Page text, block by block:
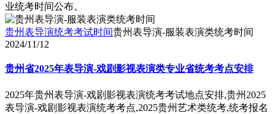
业统考时间公布。
贵州表导演统考考试时间贵州表导演-服装表演类统考时间
2024/11/12
贵州省2025年表导演-戏剧影视表演类专业省统考考点安排
2025年贵州表导演-戏剧影视表演统考考试地点安排,贵州2025
表导演-戏剧影视表演统考考点,2025贵州艺术类统考,统考报名